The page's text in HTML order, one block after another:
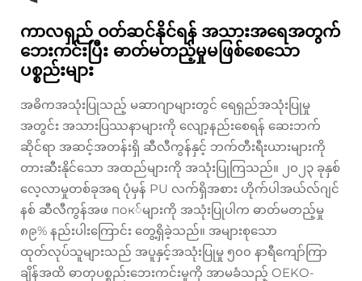
ကာလရှည် ဝတ်ဆင်နိုင်ရန် အသားအရေအတွက်
ဘေးကင်းပြီး ဓာတ်မတည့်မှုမဖြစ်စေသော
ပစ္စည်းများ
အဓိကအသုံးပြုသည့် မဆာဂျာများတွင် ရေရှည်အသုံးပြုမှု
အတွင်း အသားပြဿနာများကို လျော့နည်းစေရန် ဆေးဘက်
ဆိုင်ရာ အဆင့်အတန်းရှိ ဆီလီကွန်နှင့် ဘက်တီးရီးယားများကို
တားဆီးနိုင်သော အထည်များကို အသုံးပြုကြသည်။ ၂၀၂၃ ခုနှစ်
လေ့လာမှုတစ်ခုအရ ပုံမှန် PU လက်ရှိအစား ဟိုက်ပါအယ်လ်ဂျင်
နစ် ဆီလီကွန်အဖ пок်များကို အသုံးပြုပါက ဓာတ်မတည့်မှု
၈၉% နည်းပါးကြောင်း တွေ့ရှိခဲ့သည်။ အများစုသော
ထုတ်လုပ်သူများသည် အပူနှင့်အသုံးပြုမှု ၅၀၀ နာရီကျော်ကြာ
ချိန်အထိ ဓာတုပစ္စည်းဘေးကင်းမှုကို အာမခံသည့် OEKO-